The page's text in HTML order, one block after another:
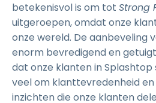
betekenisvol is om tot Strong
uitgeroepen, omdat onze
onze wereld. De aanbeveling
enorm bevredigend en
dat onze klanten in Splashtop
veel om klanttevredenheid
inzichten die onze klanten